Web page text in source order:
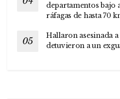
departamentos bajo
ráfagas de hasta 70
Hallaron asesinada
detuvieron a un